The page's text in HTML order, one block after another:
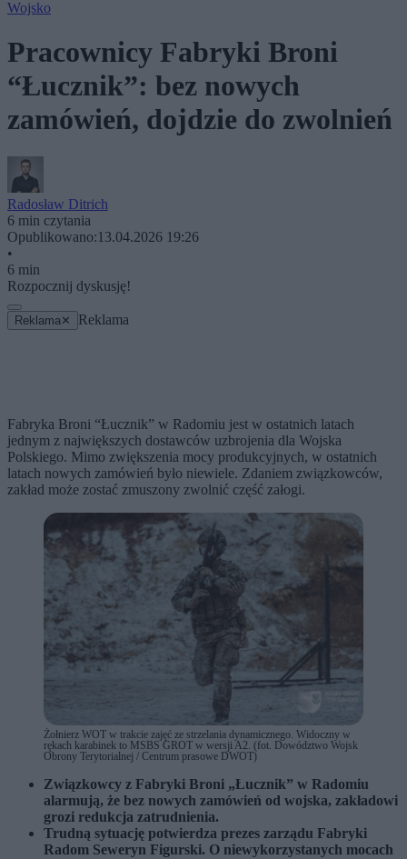
Wojsko
Pracownicy Fabryki Broni
“Łucznik”: bez nowych
zamówień, dojdzie do zwolnień
Radosław Ditrich
6 min czytania
Opublikowano:13.04.2026 19:26
•
6 min
Rozpocznij dyskusję!
Reklama ✕ Reklama
Fabryka Broni “Łucznik” w Radomiu jest w ostatnich latach
jednym z największych dostawców uzbrojenia dla Wojska
Polskiego. Mimo zwiększenia mocy produkcyjnych, w ostatnich
latach nowych zamówień było niewiele. Zdaniem związkowców,
zakład może zostać zmuszony zwolnić część załogi.
Żołnierz WOT w trakcie zajęć ze strzelania dynamicznego. Widoczny w
rękach karabinek to MSBS GROT w wersji A2. (fot. Dowództwo Wojsk
Obrony Terytorialnej / Centrum prasowe DWOT)
Związkowcy z Fabryki Broni „Łucznik” w Radomiu
alarmują, że bez nowych zamówień od wojska, zakładowi
grozi redukcja zatrudnienia.
Trudną sytuację potwierdza prezes zarządu Fabryki
Radom Seweryn Figurski. O niewykorzystanych mocach